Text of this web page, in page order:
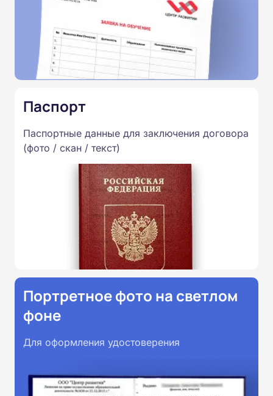
Паспорт
Паспортные данные для заключения договора
(фото / скан / текст)
Портретное фото на светлом
фоне
Для оформления удостоверения